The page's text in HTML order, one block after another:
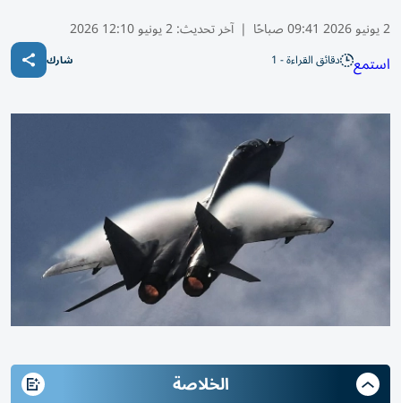
2 يونيو 2026 09:41 صباحًا | آخر تحديث:2 يونيو 12:10 2026
استمع دقائق القراءة - 1 شارك
الخلاصة